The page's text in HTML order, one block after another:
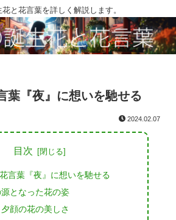
と花言葉を詳しく解説します。
葉『夜』に想いを馳せる
2024.02.07
目次
花言葉『夜』に想いを馳せる
となった花の姿
顔の花の美しさ